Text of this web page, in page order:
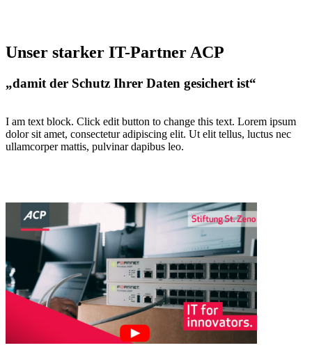
Unser starker IT-Partner ACP
„damit der Schutz Ihrer Daten gesichert ist“
I am text block. Click edit button to change this text. Lorem ipsum
dolor sit amet, consectetur adipiscing elit. Ut elit tellus, luctus nec
ullamcorper mattis, pulvinar dapibus leo.